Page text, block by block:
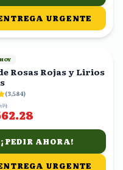
URGENTE
Rosas Rojas y Lirios
(3,584)
¡PEDIR AHORA!
URGENTE